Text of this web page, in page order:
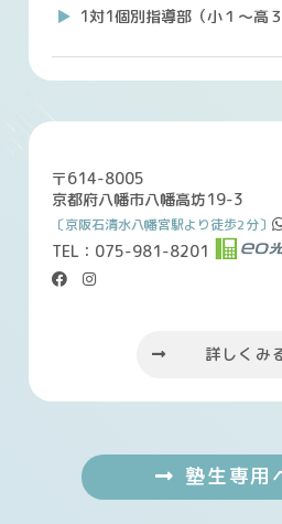
1対1個別指導部（小１～高３
〒614-8005
京都府八幡市八幡高坊19-3
〔京阪石清水八幡宮駅より徒歩2分〕
TEL：075-981-8201
＊
詳しくみ
塾生専用